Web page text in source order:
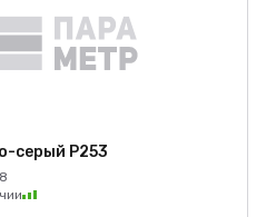
серый Р253